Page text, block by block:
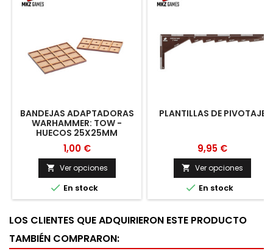
BANDEJAS ADAPTADORAS
WARHAMMER: TOW -
HUECOS 25X25MM
1,00 €
 Ver opciones
 En stock
PLANTILLAS DE PIVOTAJE
9,95 €
 Ver opciones
 En stock
LOS CLIENTES QUE ADQUIRIERON ESTE PRODUCTO
TAMBIÉN COMPRARON: